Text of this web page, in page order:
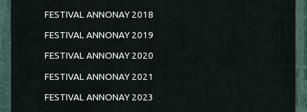
FESTIVAL ANNONAY 2018
FESTIVAL ANNONAY 2019
FESTIVAL ANNONAY 2020
FESTIVAL ANNONAY 2021
FESTIVAL ANNONAY 2023